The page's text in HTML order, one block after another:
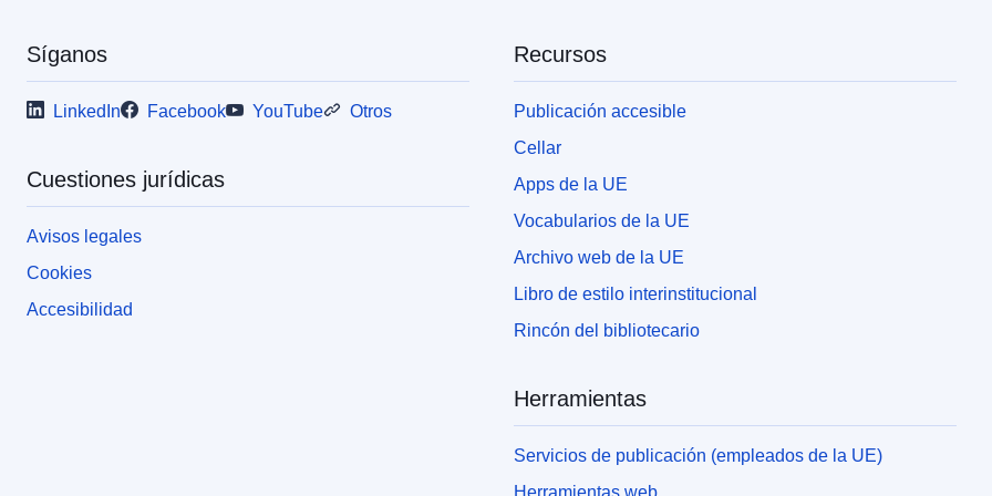
Síganos
LinkedIn Facebook YouTube Otros
Cuestiones jurídicas
Avisos legales
Cookies
Accesibilidad
Recursos
Publicación accesible
Cellar
Apps de la UE
Vocabularios de la UE
Archivo web de la UE
Libro de estilo interinstitucional
Rincón del bibliotecario
Herramientas
Servicios de publicación (empleados de la UE)